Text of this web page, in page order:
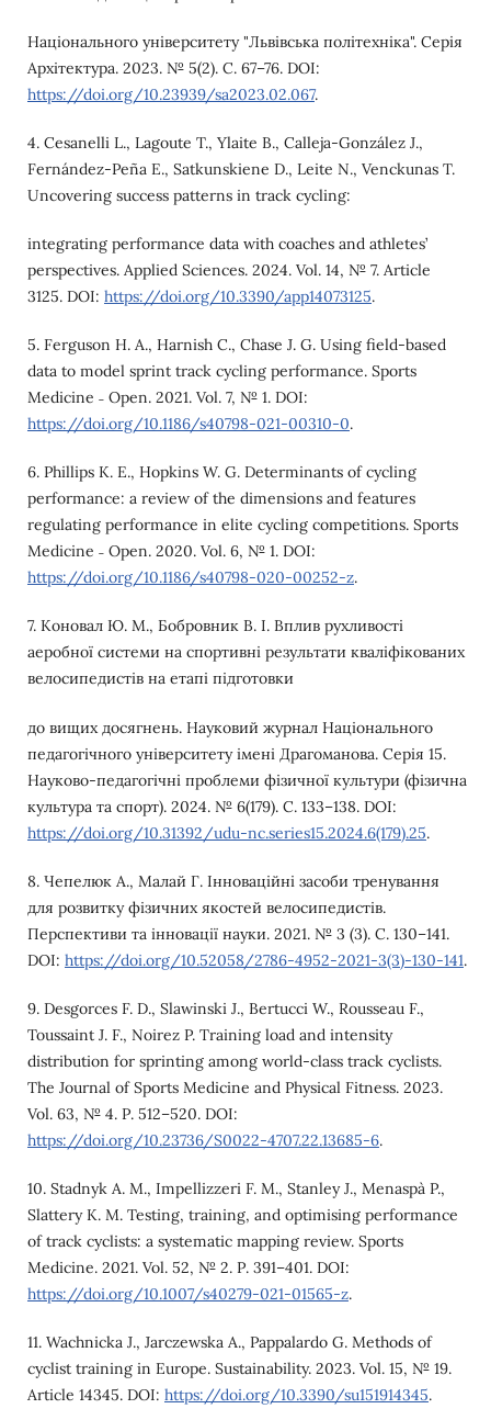
Національного університету "Львівська політехніка". Серія
Архітектура. 2023. № 5(2). С. 67–76. DOI:
https://doi.org/10.23939/sa2023.02.067.
4. Cesanelli L., Lagoute T., Ylaite B., Calleja-González J.,
Fernández-Peña E., Satkunskiene D., Leite N., Venckunas T.
Uncovering success patterns in track cycling:
integrating performance data with coaches and athletes’
perspectives. Applied Sciences. 2024. Vol. 14, № 7. Article
3125. DOI: https://doi.org/10.3390/app14073125.
5. Ferguson H. A., Harnish C., Chase J. G. Using field-based
data to model sprint track cycling performance. Sports
Medicine ˗ Open. 2021. Vol. 7, № 1. DOI:
https://doi.org/10.1186/s40798-021-00310-0.
6. Phillips K. E., Hopkins W. G. Determinants of cycling
performance: a review of the dimensions and features
regulating performance in elite cycling competitions. Sports
Medicine ˗ Open. 2020. Vol. 6, № 1. DOI:
https://doi.org/10.1186/s40798-020-00252-z.
7. Коновал Ю. М., Бобровник В. І. Вплив рухливості
аеробної системи на спортивні результати кваліфікованих
велосипедистів на етапі підготовки
до вищих досягнень. Науковий журнал Національного
педагогічного університету імені Драгоманова. Серія 15.
Науково-педагогічні проблеми фізичної культури (фізична
культура та спорт). 2024. № 6(179). С. 133–138. DOI:
https://doi.org/10.31392/udu-nc.series15.2024.6(179).25.
8. Чепелюк А., Малай Г. Інноваційні засоби тренування
для розвитку фізичних якостей велосипедистів.
Перспективи та інновації науки. 2021. № 3 (3). С. 130–141.
DOI: https://doi.org/10.52058/2786-4952-2021-3(3)-130-141.
9. Desgorces F. D., Slawinski J., Bertucci W., Rousseau F.,
Toussaint J. F., Noirez P. Training load and intensity
distribution for sprinting among world-class track cyclists.
The Journal of Sports Medicine and Physical Fitness. 2023.
Vol. 63, № 4. Р. 512–520. DOI:
https://doi.org/10.23736/S0022-4707.22.13685-6.
10. Stadnyk A. M., Impellizzeri F. M., Stanley J., Menaspà P.,
Slattery K. M. Testing, training, and optimising performance
of track cyclists: a systematic mapping review. Sports
Medicine. 2021. Vol. 52, № 2. Р. 391–401. DOI:
https://doi.org/10.1007/s40279-021-01565-z.
11. Wachnicka J., Jarczewska A., Pappalardo G. Methods of
cyclist training in Europe. Sustainability. 2023. Vol. 15, № 19.
Article 14345. DOI: https://doi.org/10.3390/su151914345.